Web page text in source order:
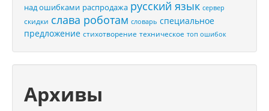
над ошибками распродажа русский язык сервер
скидки слава роботам словарь специальное
предложение стихотворение техническое топ ошибок
Архивы